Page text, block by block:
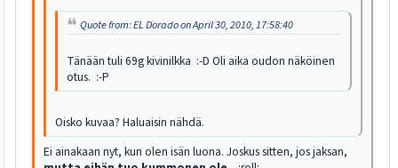
Quote from: EL Dorado on April 30, 2010, 17:58:40
Tänään tuli 69g kivinilkka :-D Oli aika oudon näköinen
otus. :-P
Oisko kuvaa? Haluaisin nähdä.
Ei ainakaan nyt, kun olen isän luona. Joskus sitten, jos jaksan,